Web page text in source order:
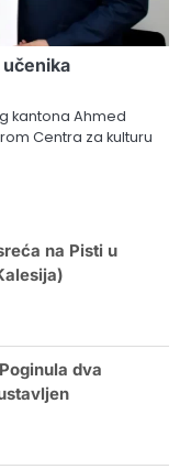
kantona Ahmed
Centra za kulturu
na Pisti u
dva